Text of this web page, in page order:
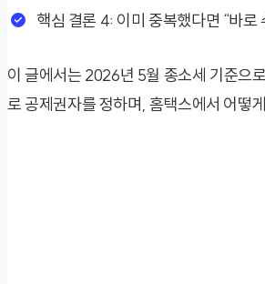
핵심 결론 4: 이미 중복했다면 “바
이 글에서는 2026년 5월 종소세 기준으
로 공제권자를 정하며, 홈택스에서 어떻